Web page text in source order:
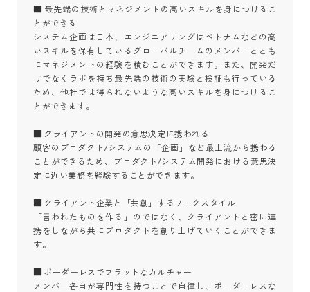
■ 最先端の技術とマネジメントの高いスキルを身につけるこ
とができる
システム企画は日本、エンジニアリングはベトナムなどの高
いスキルを保有しているグローバルチームのメンバーととも
にマネジメントの経験を積むことができます。また、開発だ
けでなくラボを持ち最先端の技術の実験と検証も行っている
ため、他社では得られないような高いスキルを身につけるこ
とができます。
■ クライアントの開発の意思決定に携われる
顧客のプロダクト/システムの「企画」など最上流から携わる
ことができるため、プロダクト/システム開発における意思決
定に近い業務を経験することができます。
■ クライアント企業と「共創」するワークスタイル
「言われたものを作る」のではなく、クライアントと密に連
携をしながら共にプロダクトを創り上げていくことができま
す。
■ ボーダーレスでフラットなカルチャー
メンバー各自が専門性を持つことで自律し、ボーダーレスな